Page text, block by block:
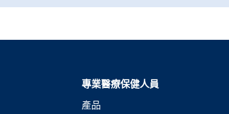
專業醫療保健人員
產品